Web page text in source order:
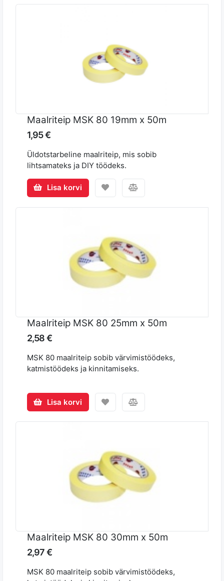
Maalriteip MSK 80 19mm x 50m
1,95 €
Üldotstarbeline maalriteip, mis sobib
lihtsamateks ja DIY töödeks.
Lisa korvi
Maalriteip MSK 80 25mm x 50m
2,58 €
MSK 80 maalriteip sobib värvimistöödeks,
katmistöödeks ja kinnitamiseks.
Lisa korvi
Maalriteip MSK 80 30mm x 50m
2,97 €
MSK 80 maalriteip sobib värvimistöödeks,